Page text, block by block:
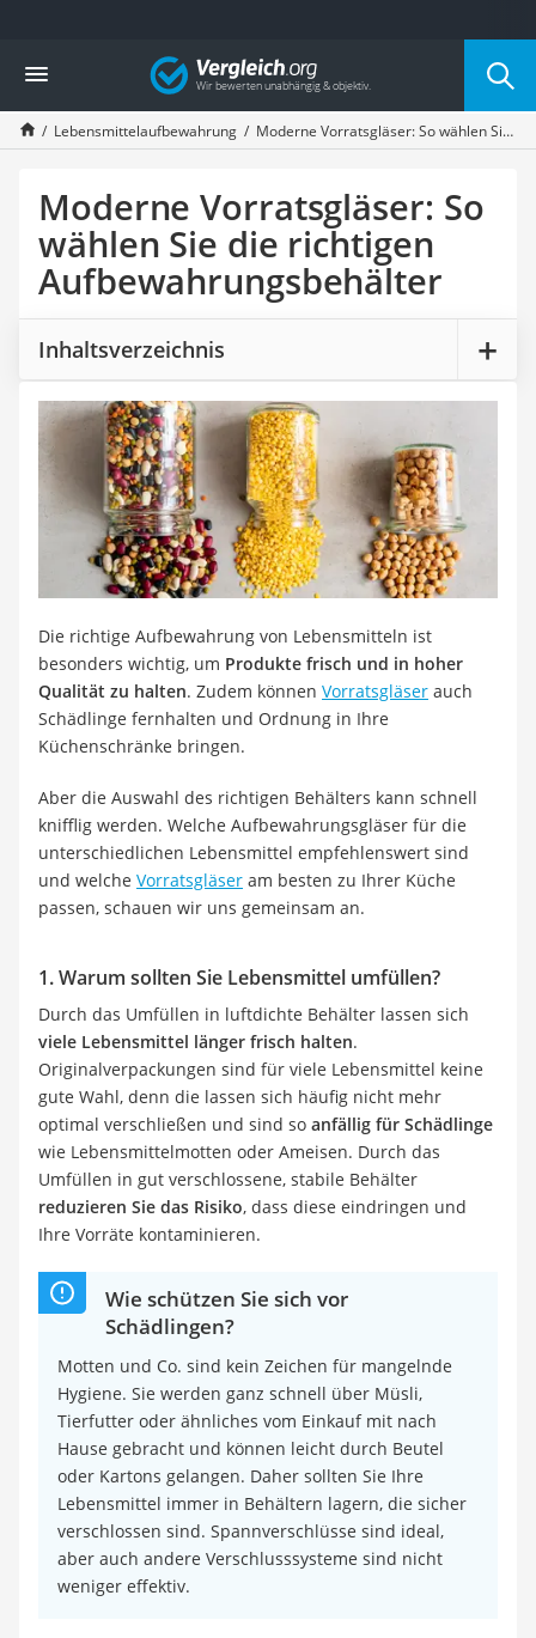
Die beliebtesten Vergleiche nach Kategorie
Haushalt
Wassersprudler
Zentralstaubsauger
Wischroboter
Wäschespinne
Industriestaubsauger
Spülmaschinentabs
Akku-Staubsauger
Eierkocher
AEG-Waschmaschine
Saug-Wisch-Roboter
Handstaubsauger
Milchaufschäumer
Kondenstrockner
Heißwasserspender
Tierhaarstaubsauger
Ecovacs-Saugroboter
Nespresso-Maschine
Messerschärfer
Service
Vergleich
Lebensmittelaufbewahrung Moderne Vorratsgläser: So wählen Sie die richtigen Aufbewahrungsbehälter
Moderne Vorratsgläser: So
wählen Sie die richtigen
Aufbewahrungsbehälter
Inhaltsverzeichnis
Die richtige Aufbewahrung von Lebensmitteln ist
besonders wichtig, um Produkte frisch und in hoher
Qualität zu halten. Zudem können Vorratsgläser auch
Schädlinge fernhalten und Ordnung in Ihre
Küchenschränke bringen.
Aber die Auswahl des richtigen Behälters kann schnell
knifflig werden. Welche Aufbewahrungsgläser für die
unterschiedlichen Lebensmittel empfehlenswert sind
und welche Vorratsgläser am besten zu Ihrer Küche
passen, schauen wir uns gemeinsam an.
1. Warum sollten Sie Lebensmittel umfüllen?
Durch das Umfüllen in luftdichte Behälter lassen sich
viele Lebensmittel länger frisch halten.
Originalverpackungen sind für viele Lebensmittel keine
gute Wahl, denn die lassen sich häufig nicht mehr
optimal verschließen und sind so anfällig für Schädlinge
wie Lebensmittelmotten oder Ameisen. Durch das
Umfüllen in gut verschlossene, stabile Behälter
reduzieren Sie das Risiko, dass diese eindringen und
Ihre Vorräte kontaminieren.
Wie schützen Sie sich vor
Schädlingen?
Motten und Co. sind kein Zeichen für mangelnde
Hygiene. Sie werden ganz schnell über Müsli,
Tierfutter oder ähnliches vom Einkauf mit nach
Hause gebracht und können leicht durch Beutel
oder Kartons gelangen. Daher sollten Sie Ihre
Lebensmittel immer in Behältern lagern, die sicher
verschlossen sind. Spannverschlüsse sind ideal,
aber auch andere Verschlusssysteme sind nicht
weniger effektiv.